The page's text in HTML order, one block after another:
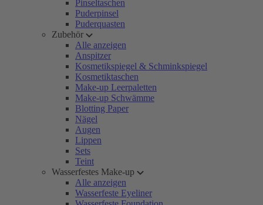
Pinseltaschen
Puderpinsel
Puderquasten
Zubehör
Alle anzeigen
Anspitzer
Kosmetikspiegel & Schminkspiegel
Kosmetiktaschen
Make-up Leerpaletten
Make-up Schwämme
Blotting Paper
Nägel
Augen
Lippen
Sets
Teint
Wasserfestes Make-up
Alle anzeigen
Wasserfeste Eyeliner